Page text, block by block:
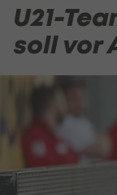
U21-
soll vor